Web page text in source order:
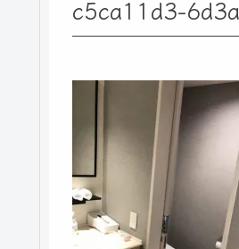
c5ca11d3-